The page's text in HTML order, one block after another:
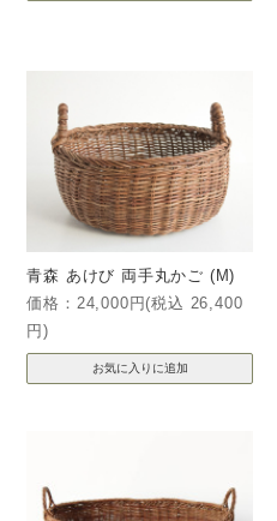
青森 あけび 両手丸かご (M)
価格：24,000円(税込 26,400
円)